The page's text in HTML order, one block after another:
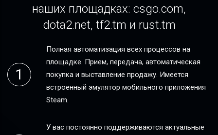
наших площадках: csgo.com,
dota2.net, tf2.tm и rust.tm
Полная автоматизация всех процессов на
площадке. Прием, передача, автоматическая
покупка и выставление продажу. Имеется
встроенный эмулятор мобильного приложения
Steam.
У вас постоянно поддерживаются актуальные